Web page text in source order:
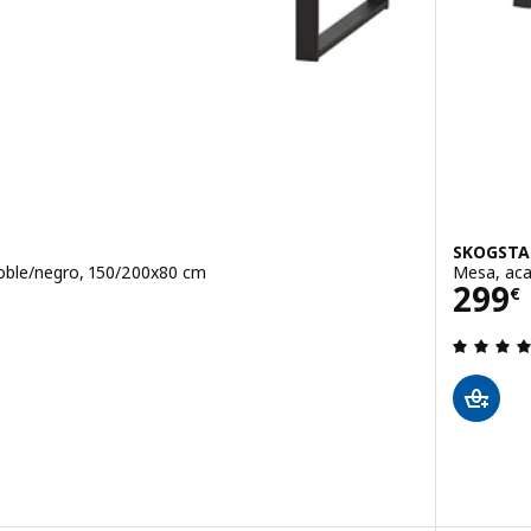
negro, 150/200x80 cm
SKOGSTA
Mesa,
299€